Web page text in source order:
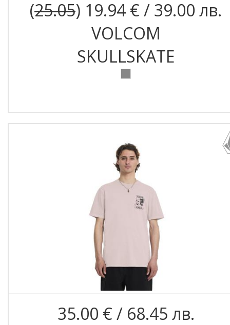
(25.05) 19.94 € / 39.00 лв.
VOLCOM
SKULLSKATE
35.00 € / 68.45 лв.